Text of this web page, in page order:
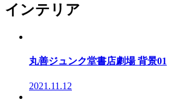
インテリア
丸善ジュンク堂書店劇場 背景01
2021.11.12